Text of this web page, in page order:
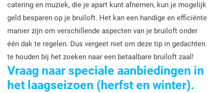
catering en muziek, die je apart kunt afnemen, kun je mogelijk
geld besparen op je bruiloft. Het kan een handige en efficiënte
manier zijn om verschillende aspecten van je bruiloft onder
één dak te regelen. Dus vergeet niet om deze tip in gedachten
te houden bij het zoeken naar een betaalbare bruiloft zaal!
Vraag naar speciale aanbiedingen in
het laagseizoen (herfst en winter).